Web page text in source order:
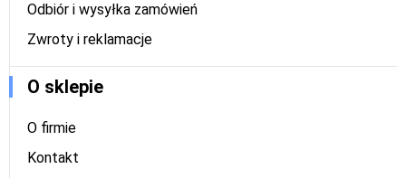
Odbiór i wysyłka zamówień
Zwroty i reklamacje
O sklepie
O firmie
Kontakt